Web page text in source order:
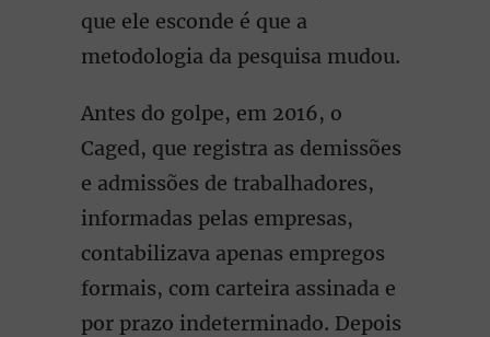
que ele esconde é que a
metodologia da pesquisa mudou.
Antes do golpe, em 2016, o
Caged, que registra as demissões
e admissões de trabalhadores,
informadas pelas empresas,
contabilizava apenas empregos
formais, com carteira assinada e
por prazo indeterminado. Depois